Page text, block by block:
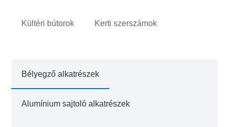
Kültéri bútorok Kerti szerszámok
Bélyegző alkatrészek
Alumínium sajtoló alkatrészek